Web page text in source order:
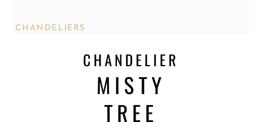
CHANDELIERS
CHANDELIER
MISTY
TREE